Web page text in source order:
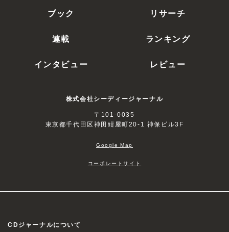
ブック リサーチ
連載 ランキング
インタビュー レビュー
株式会社シーディージャーナル
〒101-0035
東京都千代田区神田紺屋町20-1 神保ビル3F
Google Map
コーポレートサイト
CDジャーナルについて